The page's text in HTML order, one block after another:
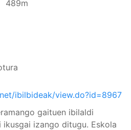
489m
ibilbideak/view.do?id=8967
gaituen ibilaldi
izango ditugu. Eskola